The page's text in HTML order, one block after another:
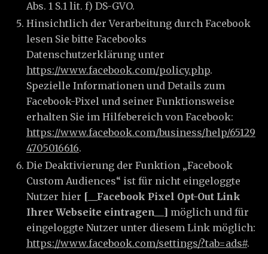
Abs. 1 S.1 lit. f) DS-GVO.
Hinsichtlich der Verarbeitung durch Facebook
lesen Sie bitte Facebooks
Datenschutzerklärung unter
https://www.facebook.com/policy.php.
Spezielle Informationen und Details zum
Facebook-Pixel und seiner Funktionsweise
erhalten Sie im Hilfebereich von Facebook:
https://www.facebook.com/business/help/65129
4705016616.
Die Deaktivierung der Funktion „Facebook
Custom Audiences“ ist für nicht eingeloggte
Nutzer hier [__Facebook Pixel Opt-Out Link
Ihrer Webseite eintragen__] möglich und für
eingeloggte Nutzer unter diesem Link möglich:
https://www.facebook.com/settings/?tab=ads#.